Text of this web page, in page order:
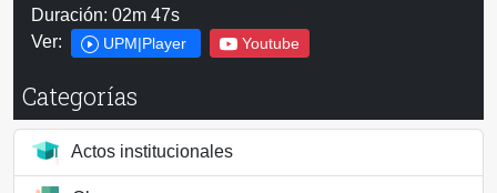
Duración: 02m 47s
Ver:
UPM|Player Youtube
Categorías
Actos institucionales